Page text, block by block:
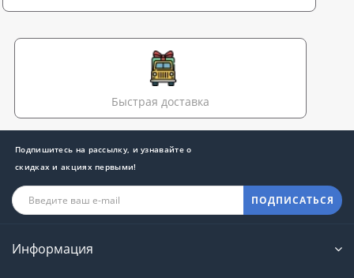
Быстрая доставка
Подпишитесь на рассылку, и узнавайте о
скидках и акциях первыми!
ПОДПИСАТЬСЯ
Информация